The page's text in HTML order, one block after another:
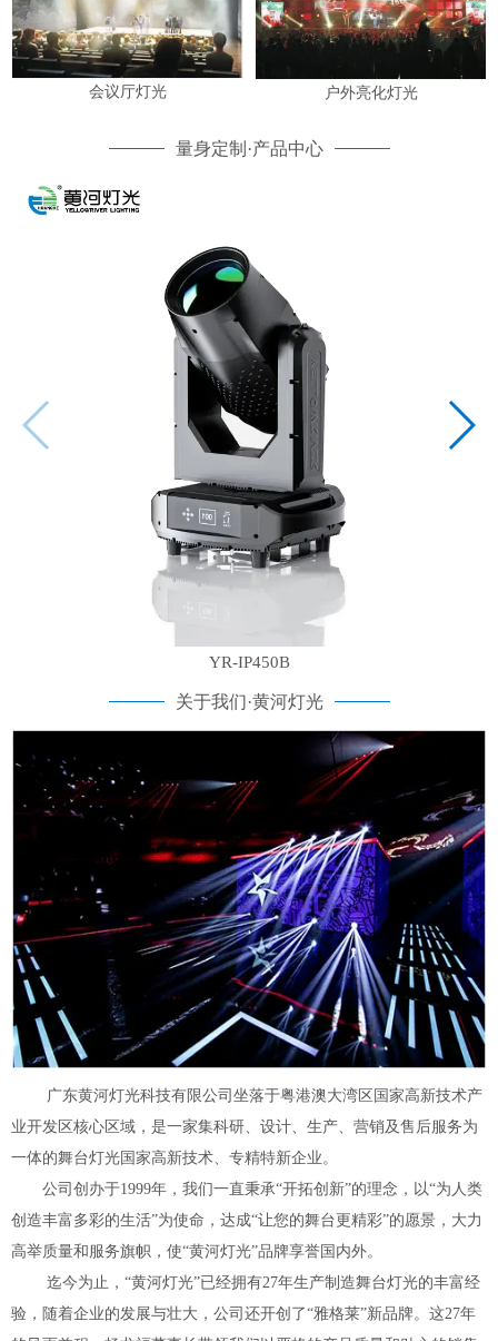
会议厅灯光 户外亮化灯光
量身定制·产品中心
YR-IP450B
关于我们·黄河灯光
广东黄河灯光科技有限公司坐落于粤港澳大湾区国家高新技术产
业开发区核心区域，是一家集科研、设计、生产、营销及售后服务为
一体的舞台灯光国家高新技术、专精特新企业。
公司创办于1999年，我们一直秉承“开拓创新”的理念，以“为人类
创造丰富多彩的生活”为使命，达成“让您的舞台更精彩”的愿景，大力
高举质量和服务旗帜，使“黄河灯光”品牌享誉国内外。
迄今为止，“黄河灯光”已经拥有27年生产制造舞台灯光的丰富经
验，随着企业的发展与壮大，公司还开创了“雅格莱”新品牌。这27年